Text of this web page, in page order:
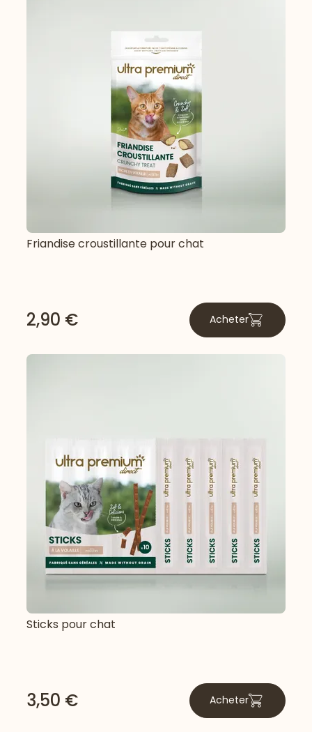
Friandise croustillante pour chat
2,90 € Acheter
Sticks pour chat
3,50 € Acheter